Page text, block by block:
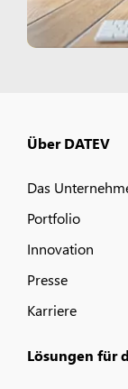
Über DATEV
Das
Portfolio
Innovation
Presse
Karriere
Lösungen für